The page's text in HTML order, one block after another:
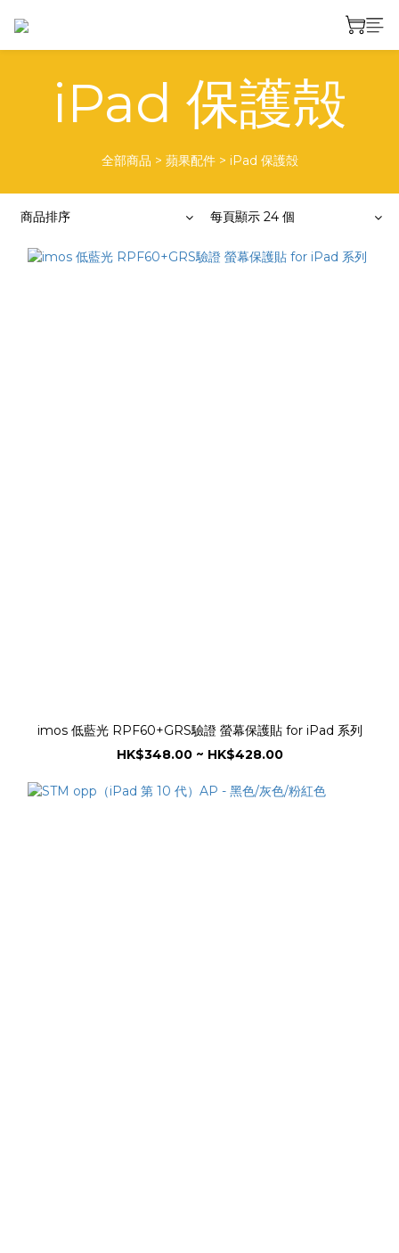
iPad 保護殻
全部商品 > 蘋果配件> iPad 保護殻
商品排序 每頁顯示 24 個
imos 低藍光 RPF60+GRS驗證 螢幕保護貼 for iPad 系列
HK$348.00 ~ HK$428.00